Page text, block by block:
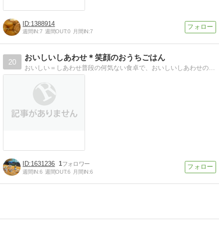
1388914
週間IN:7 週間OUT:0 月間IN:7
20
おいしいしあわせ＊笑顔のおうちごはん
おいしい＝しあわせ普段の何気ない食卓で、おいしいしあわせの笑顔がこぼれることを目指してレシピ紹介！
1631236 1
週間IN:6 週間OUT:6 月間IN:6